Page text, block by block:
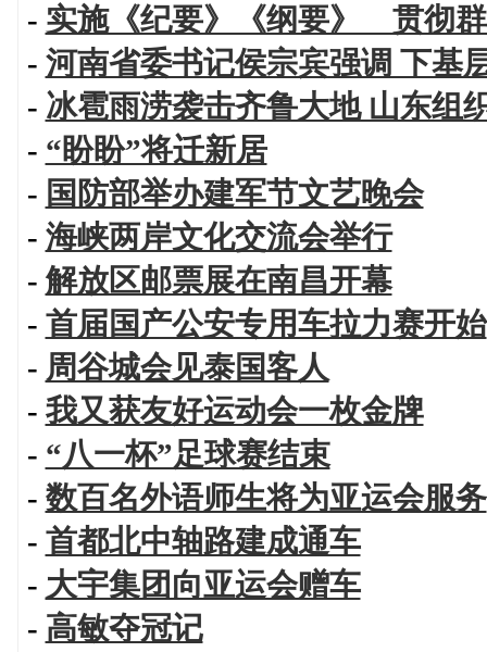
- 实施《纪要》《纲要》 贯彻
- 河南省委书记侯宗宾强调 下
- 冰雹雨涝袭击齐鲁大地 山东组
- “盼盼”将迁新居
- 国防部举办建军节文艺晚会
- 海峡两岸文化交流会举行
- 解放区邮票展在南昌开幕
- 首届国产公安专用车拉力赛开始
- 周谷城会见泰国客人
- 我又获友好运动会一枚金牌
- “八一杯”足球赛结束
- 数百名外语师生将为亚运会服务
- 首都北中轴路建成通车
- 大宇集团向亚运会赠车
- 高敏夺冠记